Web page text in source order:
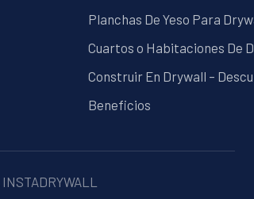
Planchas De Yeso Para
Cuartos o Habitaciones De
Construir En Drywall –
Beneficios
INSTADRYWALL